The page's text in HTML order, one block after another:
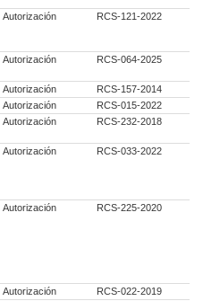
Autorización RCS-121-2022
Autorización RCS-064-2025
Autorización
RCS-157-2014
Autorización
RCS-015-2022
Autorización RCS-232-2018
Autorización RCS-033-2022
Autorización RCS-225-2020
Autorización
RCS-022-2019